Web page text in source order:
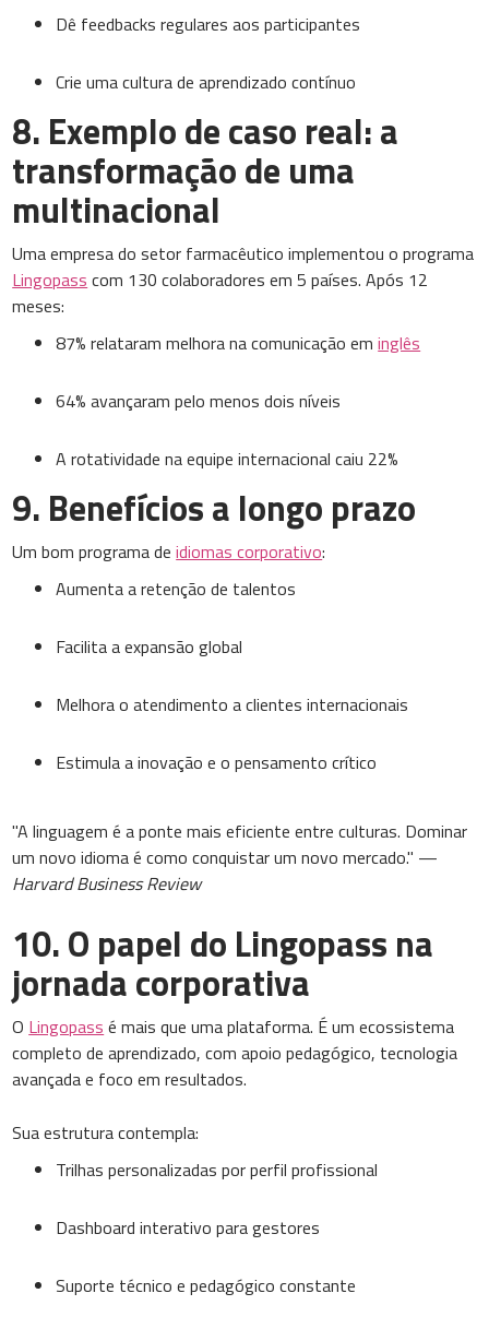
Dê feedbacks regulares aos participantes
Crie uma cultura de aprendizado contínuo
8. Exemplo de caso real: a
transformação de uma
multinacional
Uma empresa do setor farmacêutico implementou o programa
Lingopass com 130 colaboradores em 5 países. Após 12
meses:
87% relataram melhora na comunicação eminglês
64% avançaram pelo menos dois níveis
A rotatividade na equipe internacional caiu 22%
9. Benefícios a longo prazo
Um bom programa deidiomas corporativo:
Aumenta a retenção de talentos
Facilita a expansão global
Melhora o atendimento a clientes internacionais
Estimula a inovação e o pensamento crítico
"A linguagem é a ponte mais eficiente entre culturas. Dominar
um novo idioma é como conquistar um novo mercado." —
Harvard Business Review
10. O papel do Lingopass na
jornada corporativa
O Lingopass é mais que uma plataforma. É um ecossistema
completo de aprendizado, com apoio pedagógico, tecnologia
avançada e foco em resultados.
Sua estrutura contempla:
Trilhas personalizadas por perfil profissional
Dashboard interativo para gestores
Suporte técnico e pedagógico constante